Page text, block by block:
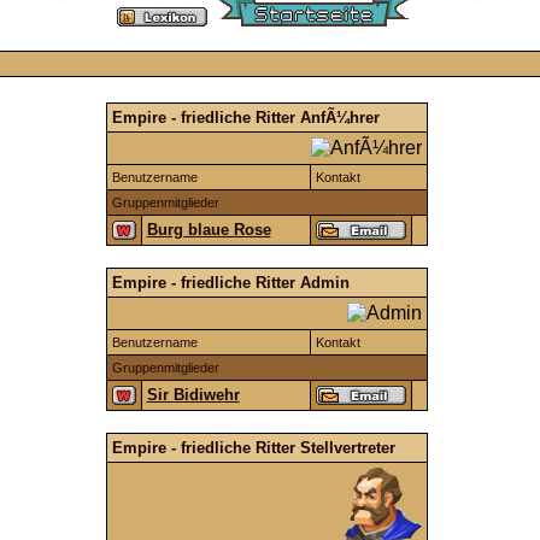
Empire - friedliche Ritter AnfÃ¼hrer
Benutzername
Kontakt
Gruppenmitglieder
Burg blaue Rose
Empire - friedliche Ritter Admin
Benutzername
Kontakt
Gruppenmitglieder
Sir Bidiwehr
Empire - friedliche Ritter Stellvertreter